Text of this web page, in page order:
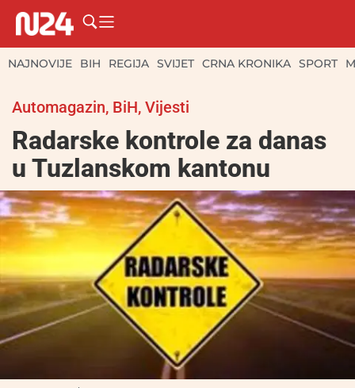
NAJNOVIJE BIH REGIJA SVIJET CRNA KRONIKA SPORT
Automagazin, BiH, Vijesti
Radarske kontrole za danas
u Tuzlanskom kantonu